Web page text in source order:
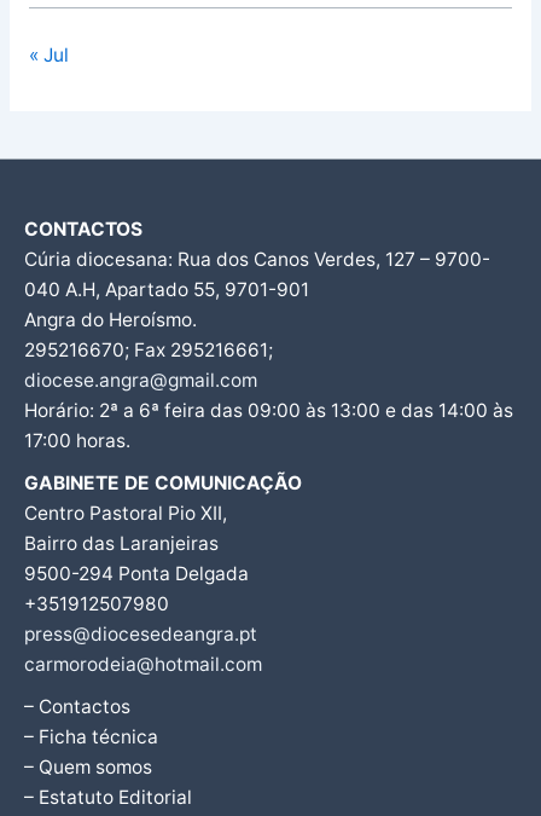
« Jul
CONTACTOS
Cúria diocesana: Rua dos Canos Verdes, 127 – 9700-
040 A.H, Apartado 55, 9701-901
Angra do Heroísmo.
295216670; Fax 295216661;
diocese.angra@gmail.com
Horário: 2ª a 6ª feira das 09:00 às 13:00 e das 14:00 às
17:00 horas.
GABINETE DE COMUNICAÇÃO
Centro Pastoral Pio XII,
Bairro das Laranjeiras
9500-294 Ponta Delgada
+351912507980
press@diocesedeangra.pt
carmorodeia@hotmail.com
– Contactos
– Ficha técnica
– Quem somos
– Estatuto Editorial